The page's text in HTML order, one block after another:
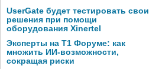
UserGate будет тестировать свои
решения при помощи
оборудования Xinertel
Эксперты на Т1 Форуме: как
множить ИИ-возможности,
сокращая риски